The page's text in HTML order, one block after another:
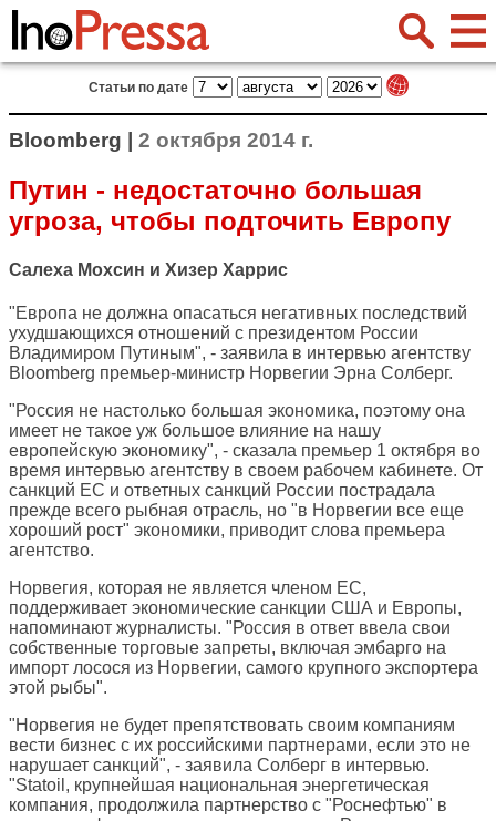
Статьи по дате
Bloomberg | 2 октября 2014 г.
Путин - недостаточно большая
угроза, чтобы подточить Европу
Салеха Мохсин и Хизер Харрис
"Европа не должна опасаться негативных последствий
ухудшающихся отношений с президентом России
Владимиром Путиным", - заявила в интервью агентству
Bloomberg премьер-министр Норвегии Эрна Солберг.
"Россия не настолько большая экономика, поэтому она
имеет не такое уж большое влияние на нашу
европейскую экономику", - сказала премьер 1 октября во
время интервью агентству в своем рабочем кабинете. От
санкций ЕС и ответных санкций России пострадала
прежде всего рыбная отрасль, но "в Норвегии все еще
хороший рост" экономики, приводит слова премьера
агентство.
Норвегия, которая не является членом ЕС,
поддерживает экономические санкции США и Европы,
напоминают журналисты. "Россия в ответ ввела свои
собственные торговые запреты, включая эмбарго на
импорт лосося из Норвегии, самого крупного экспортера
этой рыбы".
"Норвегия не будет препятствовать своим компаниям
вести бизнес с их российскими партнерами, если это не
нарушает санкций", - заявила Солберг в интервью.
"Statoil, крупнейшая национальная энергетическая
компания, продолжила партнерство с "Роснефтью" в